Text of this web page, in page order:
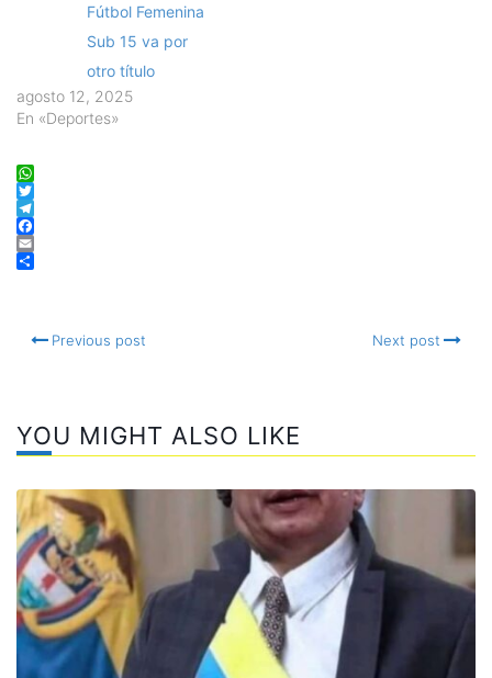
Fútbol Femenina
Sub 15 va por
otro título
agosto 12, 2025
En «Deportes»
WhatsApp
Twitter
Telegram
Facebook
Email
Previous post Next post
YOU MIGHT ALSO LIKE